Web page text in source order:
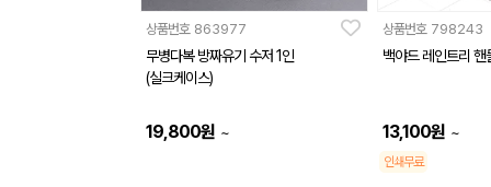
상품번호 863977
무병다복 방짜유기 수저 1인
(실크케이스)
19,800원 ~
상품번호 798243
백야드 레인트리 핸
13,100원 ~
인쇄무료